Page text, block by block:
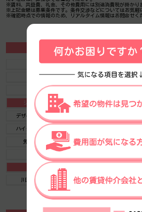
※賃料、共益費、礼金、その他費用には別途消費税が掛かり
※上記金額は募集条件です。条件交渉などについてはお気軽
※確認時点での情報のため、リアルタイム情報はお問合せく
オーセンティック淀屋橋の施設情報
1棟貸可能 駅直結
大通り沿い
貸会議室
シャワートイレ セキュリティ
デザイナーズ・個性派
ハイグレードオフィス
免振・制振構造 有人警備
リニューアル
新耐震
川沿い、公園沿い 自転車置場